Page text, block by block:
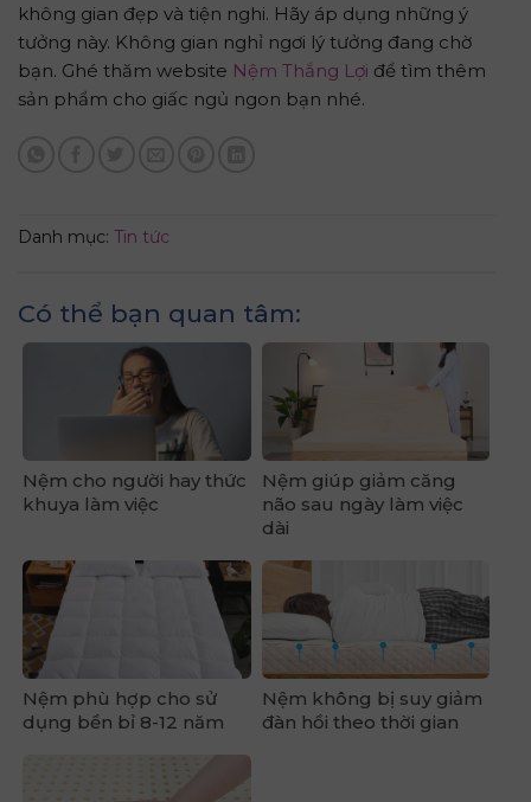
không gian đẹp và tiện nghi. Hãy áp dụng những ý
tưởng này. Không gian nghỉ ngơi lý tưởng đang chờ
bạn. Ghé thăm website Nệm Thắng Lợi để tìm thêm
sản phẩm cho giấc ngủ ngon bạn nhé.
Danh mục: Tin tức
Có thể bạn quan tâm:
Nệm cho người hay thức
khuya làm việc
Nệm giúp giảm căng
não sau ngày làm việc
dài
Nệm phù hợp cho sử
dụng bền bỉ 8-12 năm
Nệm không bị suy giảm
đàn hồi theo thời gian